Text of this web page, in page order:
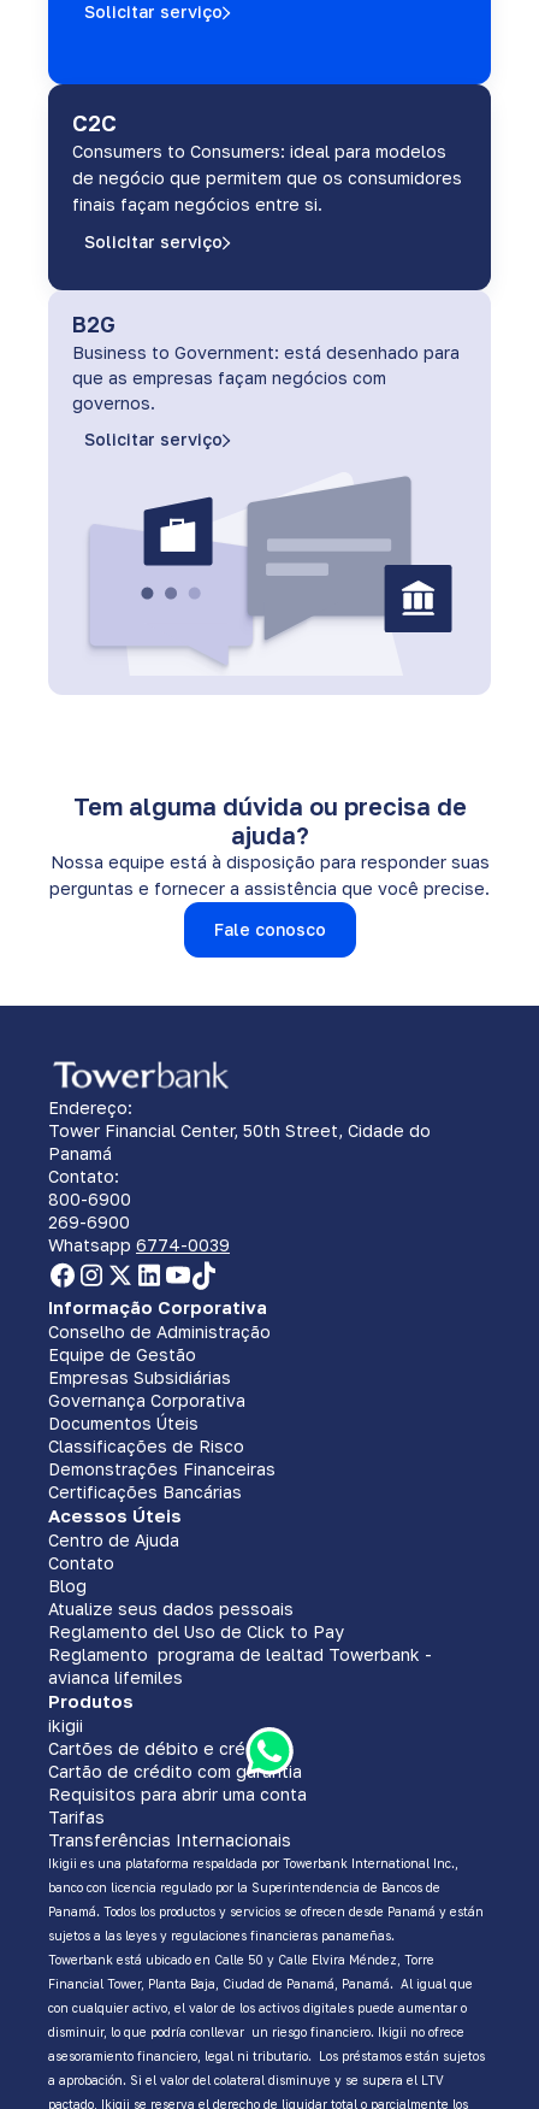
Solicitar serviço
C2C
Consumers to Consumers: ideal para modelos
de negócio que permitem que os consumidores
finais façam negócios entre si.
Solicitar serviço
B2G
Business to Government: está desenhado para
que as empresas façam negócios com
governos.
Solicitar serviço
Tem alguma dúvida ou precisa de
ajuda?
Nossa equipe está à disposição para responder suas
perguntas e fornecer a assistência que você precise.
Fale conosco
Endereço:
Tower Financial Center, 50th Street, Cidade do
Panamá
Contato:
800-6900
269-6900
Whatsapp 6774-0039
Informação Corporativa
Conselho de Administração
Equipe de Gestão
Empresas Subsidiárias
Governança Corporativa
Documentos Úteis
Classificações de Risco
Demonstrações Financeiras
Certificações Bancárias
Acessos Úteis
Centro de Ajuda
Contato
Blog
Atualize seus dados pessoais
Reglamento del Uso de Click to Pay
Reglamento programa de lealtad Towerbank -
avianca lifemiles
Produtos
ikigii
Cartões de débito e crédito
Cartão de crédito com garantia
Requisitos para abrir uma conta
Tarifas
Transferências Internacionais
Ikigii es una plataforma respaldada por Towerbank International Inc.,
banco con licencia regulado por la Superintendencia de Bancos de
Panamá. Todos los productos y servicios se ofrecen desde Panamá y están
sujetos a las leyes y regulaciones financieras panameñas.
Towerbank está ubicado en Calle 50 y Calle Elvira Méndez, Torre
Financial Tower, Planta Baja, Ciudad de Panamá, Panamá. Al igual que
con cualquier activo, el valor de los activos digitales puede aumentar o
disminuir, lo que podría conllevar un riesgo financiero. Ikigii no ofrece
asesoramiento financiero, legal ni tributario. Los préstamos están sujetos
a aprobación. Si el valor del colateral disminuye y se supera el LTV
pactado, Ikigii se reserva el derecho de liquidar total o parcialmente los